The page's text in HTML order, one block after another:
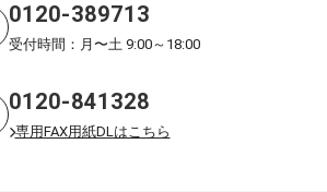
0120-389713
受付時間：月〜土 9:00～18:00
0120-841328
専用FAX用紙DLはこちら